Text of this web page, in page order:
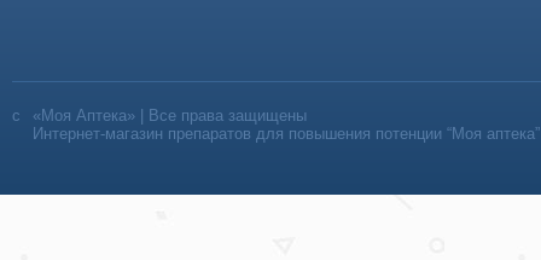
«Моя Аптека» | Все права защищены
Интернет-магазин препаратов для повышения потенции “Моя